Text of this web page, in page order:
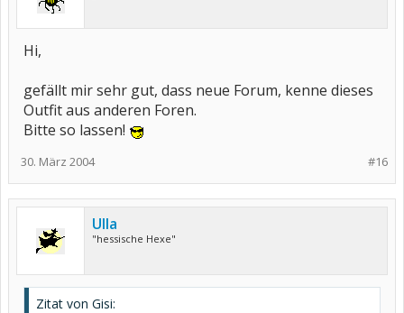
Hi,
gefällt mir sehr gut, dass neue Forum, kenne dieses
Outfit aus anderen Foren.
Bitte so lassen!
#16
30. März 2004
Ulla
"hessische Hexe"
Zitat von Gisi: